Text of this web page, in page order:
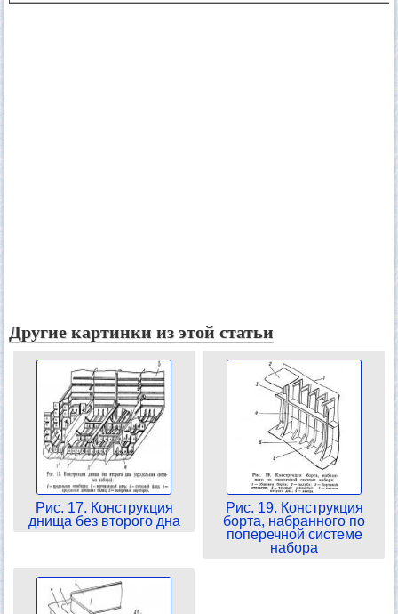
Другие картинки из этой статьи
Рис. 17. Конструкция
днища без второго дна
Рис. 19. Конструкция
борта, набранного по
поперечной системе
набора